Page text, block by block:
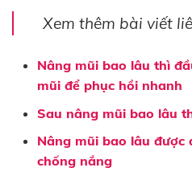
Xem thêm bài viết
Nâng mũi bao lâu thì
mũi để phục hồi nhanh
Sau nâng mũi bao lâu
Nâng mũi bao lâu được
chống nắng